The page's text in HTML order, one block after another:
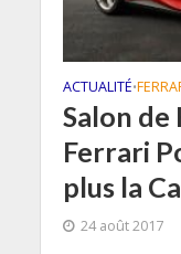
ACTUALITÉ•
Salon
Ferrari
plus la
24 août 2017